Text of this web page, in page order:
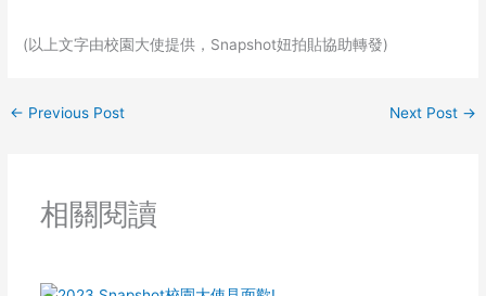
(以上文字由校園大使提供，Snapshot妞拍貼協助轉發)
← Previous Post Next Post →
相關閱讀